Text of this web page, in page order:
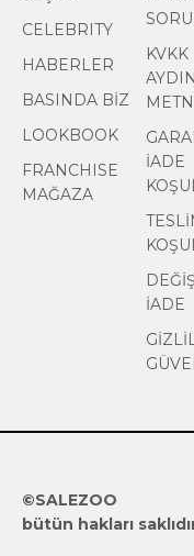
CELEBRITY
HABERLER
BASINDA BİZ
LOOKBOOK
FRANCHISE
MAĞAZA
KVKK
İADE
İADE
©SALEZOO
bütün hakları